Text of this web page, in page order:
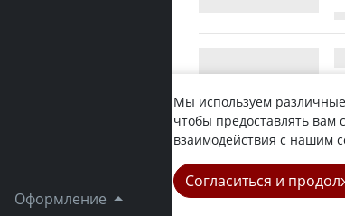
Оформление
Мы используем
чтобы предоставлять вам
взаимодействия с нашим
Согласиться и